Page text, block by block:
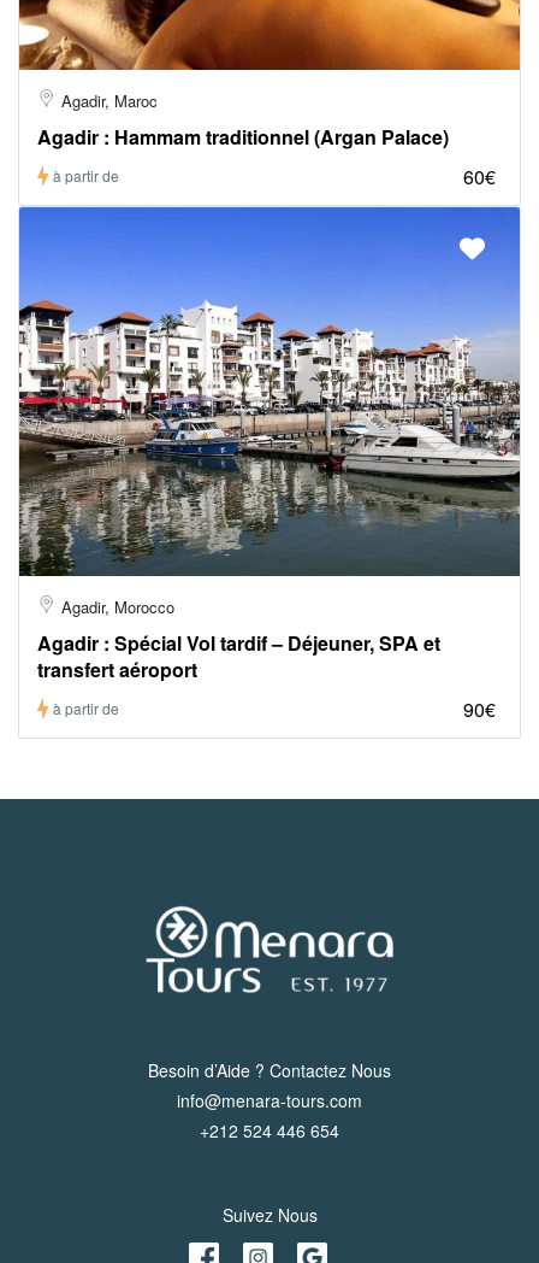
Agadir, Maroc
Agadir : Hammam traditionnel (Argan Palace)
à partir de 60€
Agadir, Morocco
Agadir : Spécial Vol tardif – Déjeuner, SPA et
transfert aéroport
à partir de 90€
Besoin d’Aide ? Contactez Nous
info@menara-tours.com
+212 524 446 654
Suivez Nous